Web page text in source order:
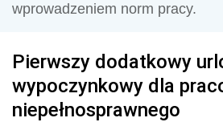
wprowadzeniem norm pracy.
Pierwszy dodatkowy
wypoczynkowy dla
niepełnosprawnego